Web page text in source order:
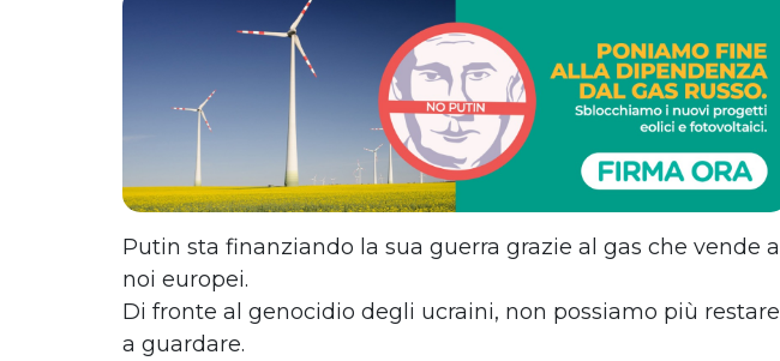
Putin sta finanziando la sua guerra grazie al gas che vende a
noi europei.
Di fronte al genocidio degli ucraini, non possiamo più restare
a guardare.